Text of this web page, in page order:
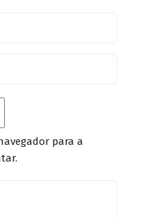
para a